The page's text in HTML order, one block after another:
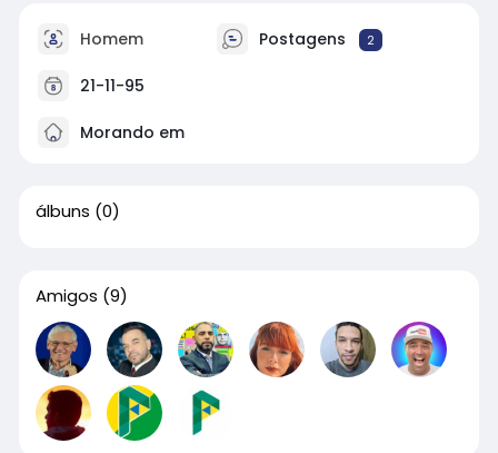
Homem Postagens 2
21-11-95
Morando em
álbuns (0)
Amigos (9)